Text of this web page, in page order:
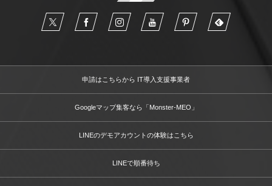
申請はこちらから IT導入支援事業者
Googleマップ集客なら「Monster-MEO」
LINEのデモアカウントの体験はこちら
LINEで順番待ち